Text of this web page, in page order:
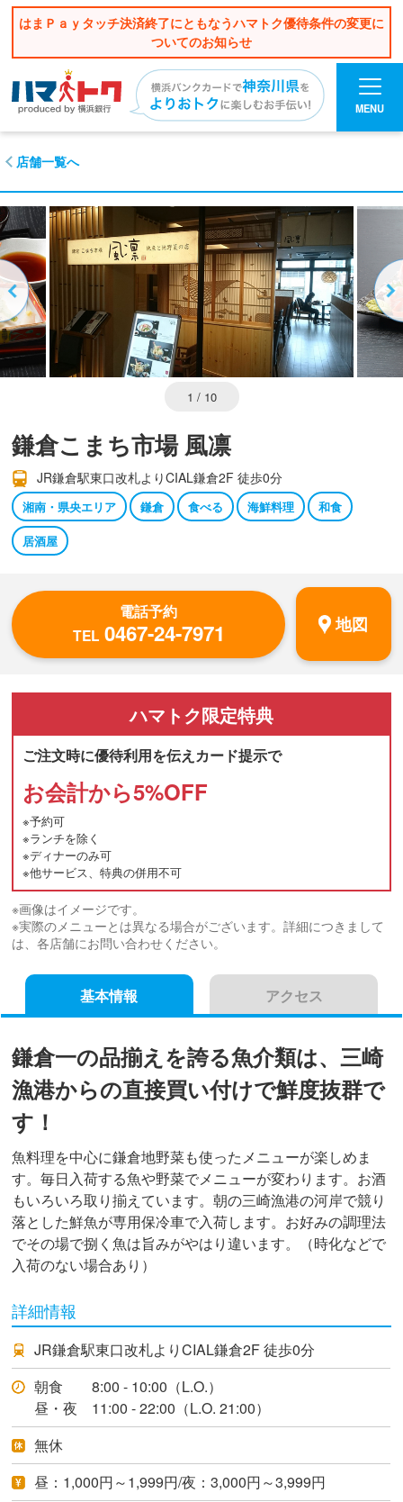
はまＰａｙタッチ決済終了にともなうハマトク優待条件の変更に
ついてのお知らせ
MENU
店舗一覧へ
1 / 10
鎌倉こまち市場 風凛
JR鎌倉駅東口改札よりCIAL鎌倉2F 徒歩0分
湘南・県央エリア 鎌倉 食べる 海鮮料理
和食
居酒屋
電話予約
TEL 0467-24-7971 地図
ハマトク限定特典
ご注文時に優待利用を伝えカード提示で
お会計から5%OFF
※予約可
※ランチを除く
※ディナーのみ可
※他サービス、特典の併用不可
※画像はイメージです。
※実際のメニューとは異なる場合がございます。詳細につきまして
は、各店舗にお問い合わせください。
基本情報 アクセス
鎌倉一の品揃えを誇る魚介類は、三崎
漁港からの直接買い付けで鮮度抜群で
す！
魚料理を中心に鎌倉地野菜も使ったメニューが楽しめま
す。毎日入荷する魚や野菜でメニューが変わります。お酒
もいろいろ取り揃えています。朝の三崎漁港の河岸で競り
落とした鮮魚が専用保冷車で入荷します。お好みの調理法
でその場で捌く魚は旨みがやはり違います。（時化などで
入荷のない場合あり）
詳細情報
JR鎌倉駅東口改札よりCIAL鎌倉2F 徒歩0分
朝食 8:00 - 10:00（L.O.）
昼・夜 11:00 - 22:00（L.O. 21:00）
無休
昼：1,000円～1,999円/夜：3,000円～3,999円